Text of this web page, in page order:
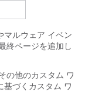
マルウェア イベン
終ページを追加し
の他のカスタム ワ
基づくカスタム ワ